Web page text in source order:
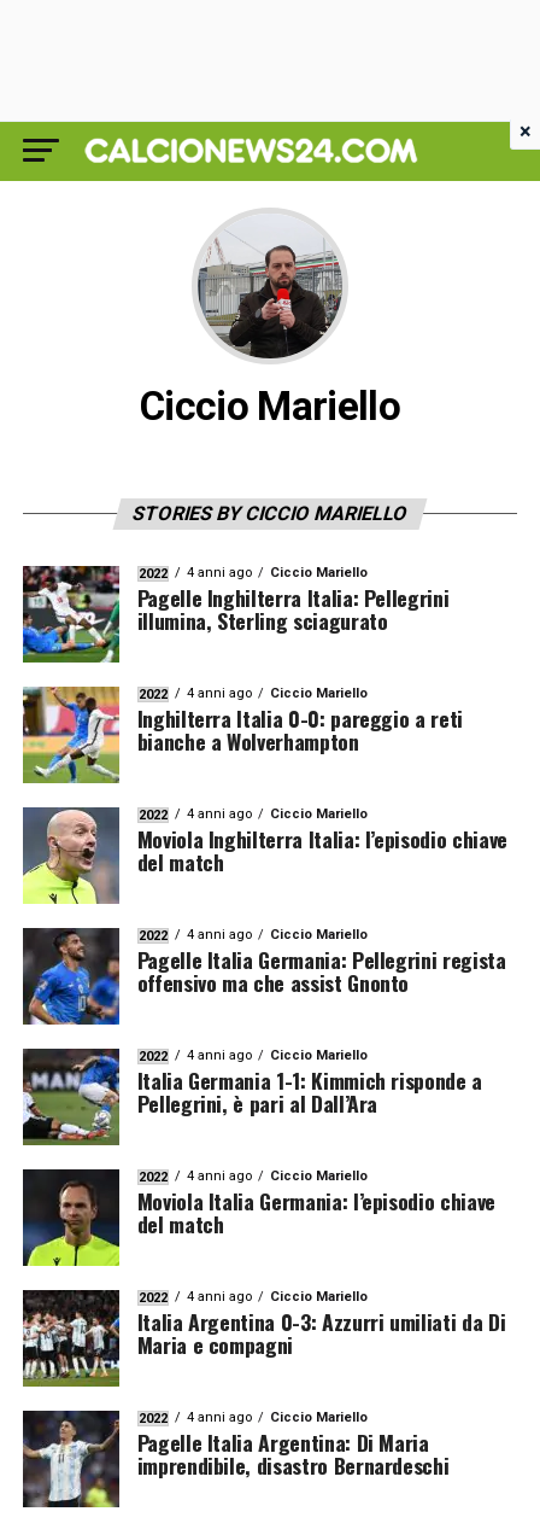
Ciccio Mariello
STORIES BY CICCIO MARIELLO
2022 4 anni ago Ciccio Mariello
Pagelle Inghilterra Italia: Pellegrini
illumina, Sterling sciagurato
2022 4 anni ago Ciccio Mariello
Inghilterra Italia 0-0: pareggio a reti
bianche a Wolverhampton
2022 4 anni ago Ciccio Mariello
Moviola Inghilterra Italia: l’episodio chiave
del match
2022 4 anni ago Ciccio Mariello
Pagelle Italia Germania: Pellegrini regista
offensivo ma che assist Gnonto
2022 4 anni ago Ciccio Mariello
Italia Germania 1-1: Kimmich risponde a
Pellegrini, è pari al Dall’Ara
2022 4 anni ago Ciccio Mariello
Moviola Italia Germania: l’episodio chiave
del match
2022 4 anni ago Ciccio Mariello
Italia Argentina 0-3: Azzurri umiliati da Di
Maria e compagni
2022 4 anni ago Ciccio Mariello
Pagelle Italia Argentina: Di Maria
imprendibile, disastro Bernardeschi
×